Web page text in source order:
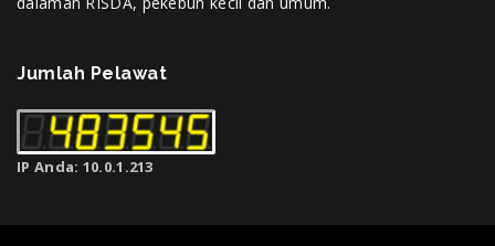
Jumlah Pelawat
IP Anda: 10.0.1.213